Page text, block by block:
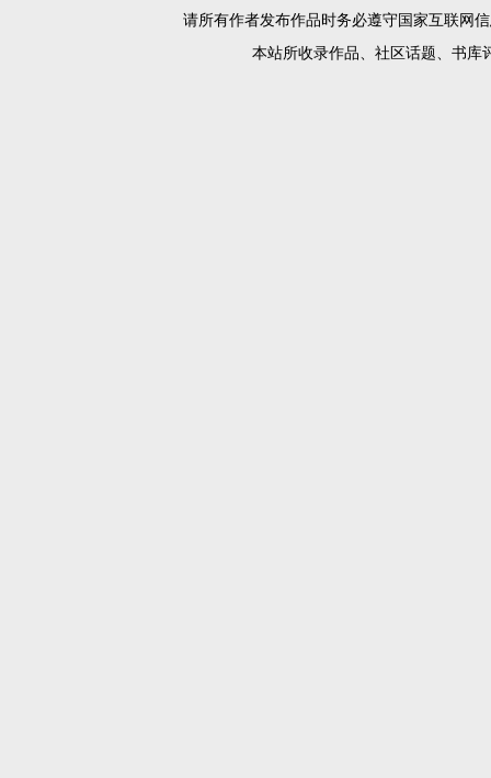
请所有作者发布作品时务必遵守国家互联网
本站所收录作品、社区话题、书库